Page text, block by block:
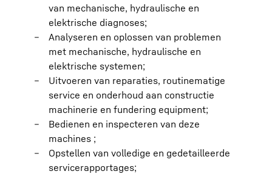
van mechanische, hydraulische en
elektrische diagnoses;
Analyseren en oplossen van problemen
met mechanische, hydraulische en
elektrische systemen;
Uitvoeren van reparaties, routinematige
service en onderhoud aan constructie
machinerie en fundering equipment;
Bedienen en inspecteren van deze
machines ;
Opstellen van volledige en gedetailleerde
servicerapportages;